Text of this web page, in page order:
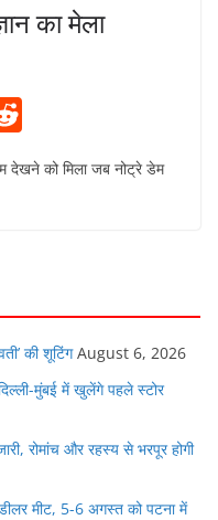
का मेला
e
d
देखने को मिला जब नोट्रे डेम
की शूटिंग August 6, 2026
दिल्ली-मुंबई में खुलेंगे पहले स्टोर
रोमांच और रहस्य से भरपूर होगी
डीलर मीट, 5-6 अगस्त को पटना में